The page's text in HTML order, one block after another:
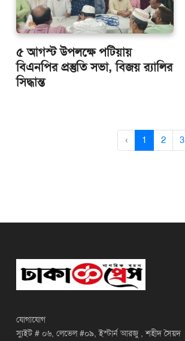
৫ আগস্ট উপলক্ষে পটিয়ায়
বিএনপির প্রস্তুতি সভা, বিজয় র‌্যালির
সিদ্ধান্ত
‹ 1 2 3
যোগাযোগ
স্যুইট # ০৬, লেভেল #০৯, ইস্টার্ন আরজু , শহীদ সৈয়দ